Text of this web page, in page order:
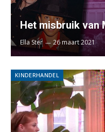
Het misbruik van
Ella Ster 26 maart 2021
KINDERHANDEL